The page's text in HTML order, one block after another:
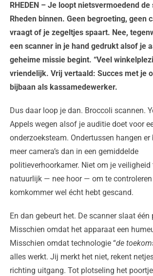
RHEDEN – Je loopt nietsvermoedend
Rheden binnen. Geen begroeting, geen
vraagt of je zegeltjes spaart. Nee,
een scanner in je hand gedrukt alsof je
geheime missie begint. “Veel
vriendelijk. Vrij vertaald: Succes met je
bijbaan als kassamedewerker.
Dus daar loop je dan. Broccoli scannen.
Appels wegen alsof je auditie doet voor
onderzoeksteam. Ondertussen hangen er
meer camera’s dan in een gemiddelde
politieverhoorkamer. Niet om je veiligheid
natuurlijk — nee hoor — om te
komkommer wel écht hebt gescand.
En dan gebeurt het. De scanner slaat één
Misschien omdat het apparaat een
Misschien omdat technologie “de
alles werkt. Jij merkt het niet, rekent
richting uitgang. Tot plotseling het